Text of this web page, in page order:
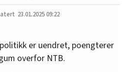
23.01.2025 09:22
er uendret, poengterer
overfor NTB.